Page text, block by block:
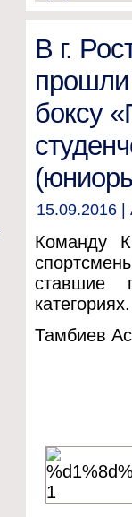
В г.
прошли
боксу
15.09.2016 |
Команду
ставшие
категориях.
Тамбиев